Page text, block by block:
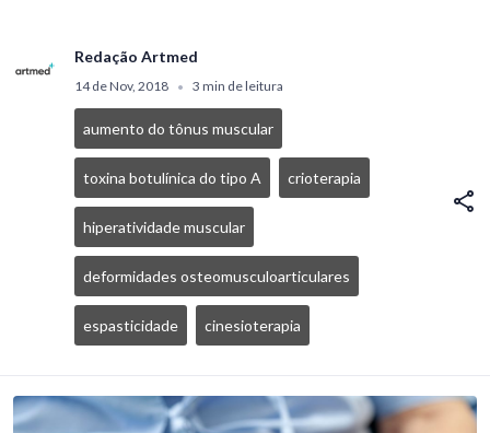
Redação Artmed
14 de Nov, 2018 • 3 min de leitura
aumento do tônus muscular
toxina botulínica do tipo A crioterapia
hiperatividade muscular
deformidades osteomusculoarticulares
espasticidade cinesioterapia